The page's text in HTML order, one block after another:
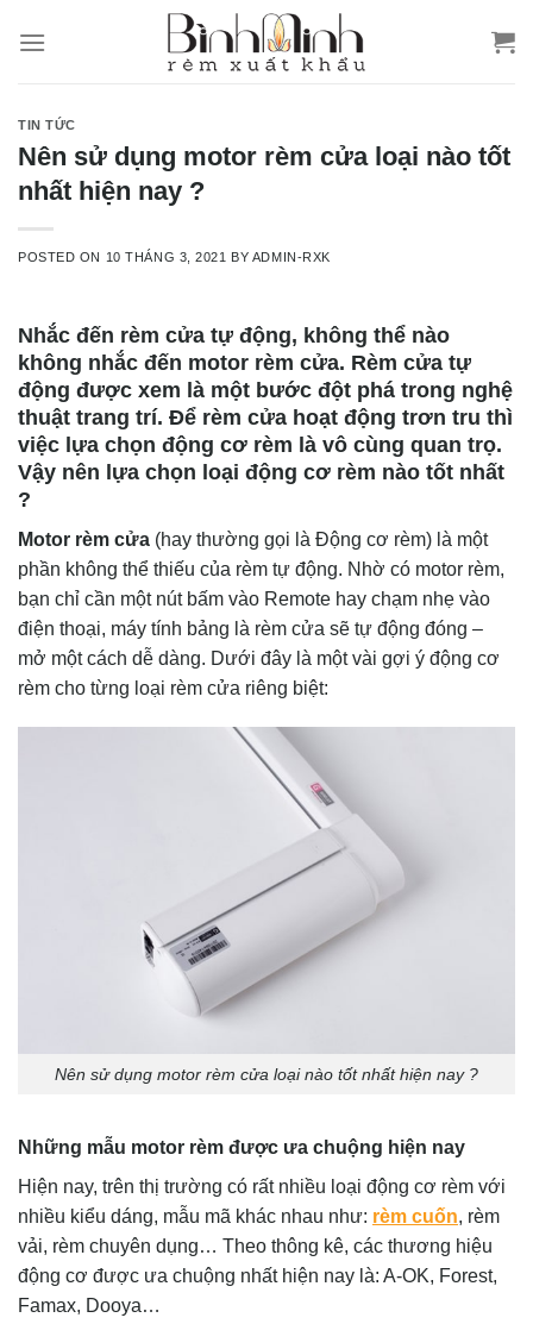
TIN TỨC
Nên sử dụng motor rèm cửa loại nào tốt
nhất hiện nay ?
POSTED ON 10 THÁNG 3, 2021 BY ADMIN-RXK
Nhắc đến rèm cửa tự động, không thể nào
không nhắc đến motor rèm cửa. Rèm cửa tự
động được xem là một bước đột phá trong nghệ
thuật trang trí. Để rèm cửa hoạt động trơn tru thì
việc lựa chọn động cơ rèm là vô cùng quan trọ.
Vậy nên lựa chọn loại động cơ rèm nào tốt nhất
?
Motor rèm cửa (hay thường gọi là Động cơ rèm) là một
phần không thể thiếu của rèm tự động. Nhờ có motor rèm,
bạn chỉ cần một nút bấm vào Remote hay chạm nhẹ vào
điện thoại, máy tính bảng là rèm cửa sẽ tự động đóng –
mở một cách dễ dàng. Dưới đây là một vài gợi ý động cơ
rèm cho từng loại rèm cửa riêng biệt:
Nên sử dụng motor rèm cửa loại nào tốt nhất hiện nay ?
Những mẫu motor rèm được ưa chuộng hiện nay
Hiện nay, trên thị trường có rất nhiều loại động cơ rèm với
nhiều kiểu dáng, mẫu mã khác nhau như: rèm cuốn, rèm
vải, rèm chuyên dụng… Theo thông kê, các thương hiệu
động cơ được ưa chuộng nhất hiện nay là: A-OK, Forest,
Famax, Dooya…